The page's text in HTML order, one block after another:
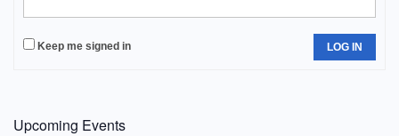
Keep me signed in LOG IN
Upcoming Events